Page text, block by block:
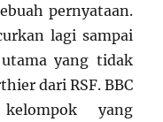
pernyataan.
lagi sampai
yang tidak
dari RSF. BBC
yang